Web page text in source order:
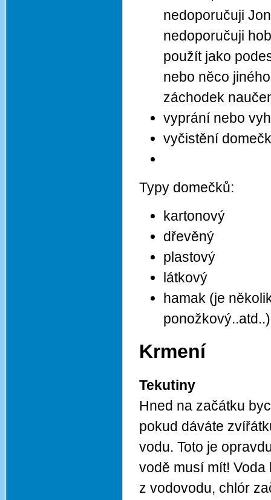
nedoporučuji
nedoporučuji
použít jako
nebo něco
záchodek
vyprání nebo
vyčistění
Typy domečků:
kartonový
dřevěný
plastový
látkový
hamak (je
ponožkový..atd..)
Krmení
Tekutiny
Hned na začátku
pokud dáváte
vodu. Toto je
vodě musí mít!
z vodovodu, chlór